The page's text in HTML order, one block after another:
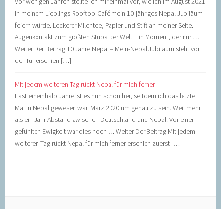
in meinem Lieblings-Rooftop-Café mein 10-jähriges Nepal Jubiläum
feiern würde. Leckerer Milchtee, Papier und Stift an meiner Seite.
Augenkontakt zum größten Stupa der Welt. Ein Moment, der nur …
Weiter Der Beitrag 10 Jahre Nepal – Mein-Nepal Jubiläum steht vor
der Tür erschien […]
Mit jedem weiteren Tag rückt Nepal für mich ferner
Fast eineinhalb Jahre ist es nun schon her, seitdem ich das letzte
Mal in Nepal gewesen war. März 2020 um genau zu sein. Weit mehr
als ein Jahr Abstand zwischen Deutschland und Nepal. Vor einer
gefühlten Ewigkeit war dies noch … Weiter Der Beitrag Mit jedem
weiteren Tag rückt Nepal für mich ferner erschien zuerst […]